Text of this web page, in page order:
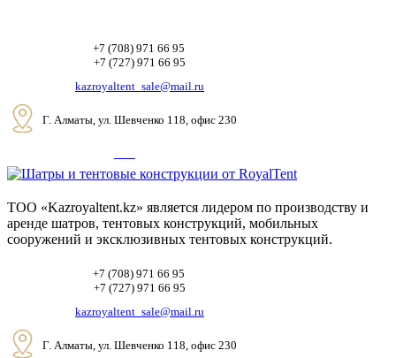
+7 (708) 971 66 95
+7 (727) 971 66 95
kazroyaltent_sale@mail.ru
Г. Алматы, ул. Шевченко 118, офис 230
ТОО «Kazroyaltent.kz» является лидером по производству и
аренде шатров, тентовых конструкций, мобильных
сооружений и эксклюзивных тентовых конструкций.
+7 (708) 971 66 95
+7 (727) 971 66 95
kazroyaltent_sale@mail.ru
Г. Алматы, ул. Шевченко 118, офис 230